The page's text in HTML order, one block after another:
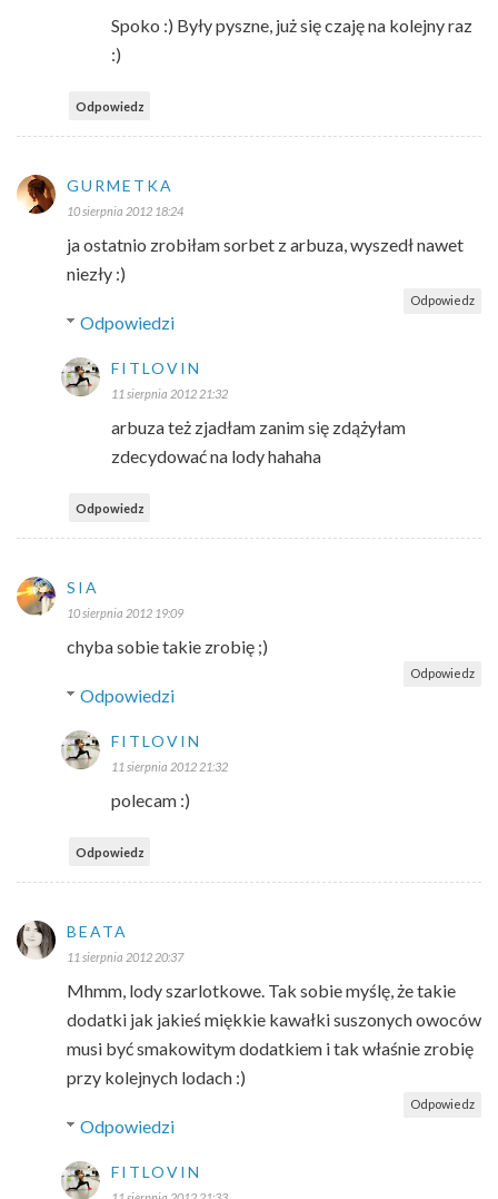
Spoko :) Były pyszne, już się czaję na kolejny raz
:)
Odpowiedz
GURMETKA
10 sierpnia 2012 18:24
ja ostatnio zrobiłam sorbet z arbuza, wyszedł nawet
niezły :)
Odpowiedz
Odpowiedzi
FITLOVIN
11 sierpnia 2012 21:32
arbuza też zjadłam zanim się zdążyłam
zdecydować na lody hahaha
Odpowiedz
SIA
10 sierpnia 2012 19:09
chyba sobie takie zrobię ;)
Odpowiedz
Odpowiedzi
FITLOVIN
11 sierpnia 2012 21:32
polecam :)
Odpowiedz
BEATA
11 sierpnia 2012 20:37
Mhmm, lody szarlotkowe. Tak sobie myślę, że takie
dodatki jak jakieś miękkie kawałki suszonych owoców
musi być smakowitym dodatkiem i tak właśnie zrobię
przy kolejnych lodach :)
Odpowiedz
Odpowiedzi
FITLOVIN